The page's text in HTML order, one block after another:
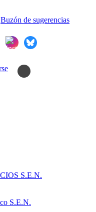
Buzón de sugerencias
S.E.N.
S.E.N.